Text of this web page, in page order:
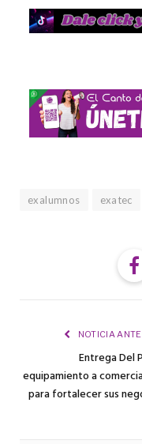
exalumnos exatec
NOTICIA
Entrega Del
equipamiento a
para fortalecer sus